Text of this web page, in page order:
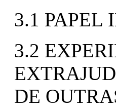
3.1 PAPEL
3.2
DE